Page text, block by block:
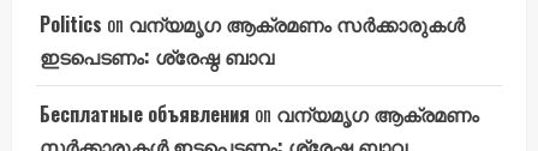
Politics on വന്യമൃഗ ആക്രമണം സർക്കാരുകൾ
ഇടപെടണം: ശ്രേഷ്ഠ ബാവ
Бесплатные объявления on വന്യമൃഗ ആക്രമണം